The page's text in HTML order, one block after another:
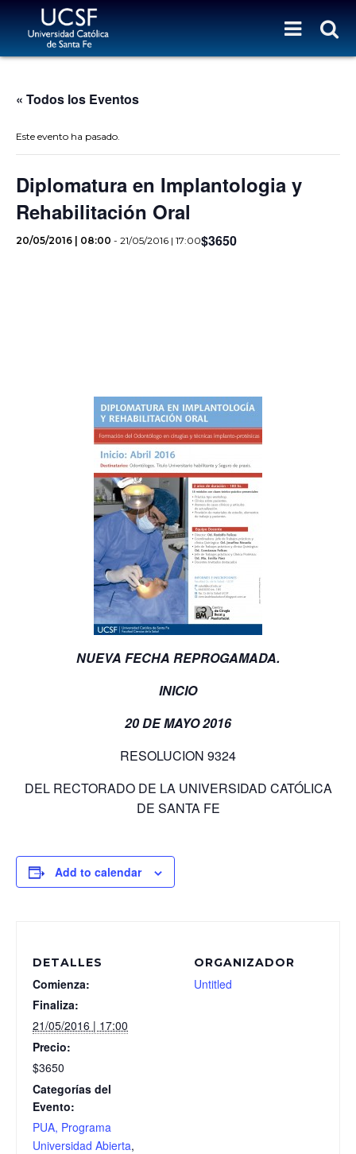
« Todos los Eventos
Este evento ha pasado.
Diplomatura en Implantologia y
Rehabilitación Oral
20/05/2016 | 08:00 - 21/05/2016 | 17:00$3650
NUEVA FECHA REPROGAMADA.
INICIO
20 DE MAYO 2016
RESOLUCION 9324
DEL RECTORADO DE LA UNIVERSIDAD CATÓLICA
DE SANTA FE
Add to calendar
DETALLES
Comienza:
Finaliza:
21/05/2016 | 17:00
Precio:
$3650
Categorías del
Evento:
PUA, Programa
Universidad Abierta,
ORGANIZADOR
Untitled